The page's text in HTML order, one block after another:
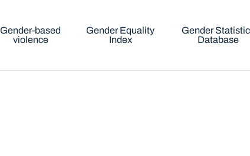
Gender-based
violence
Gender Equality
Index
Gender
Database